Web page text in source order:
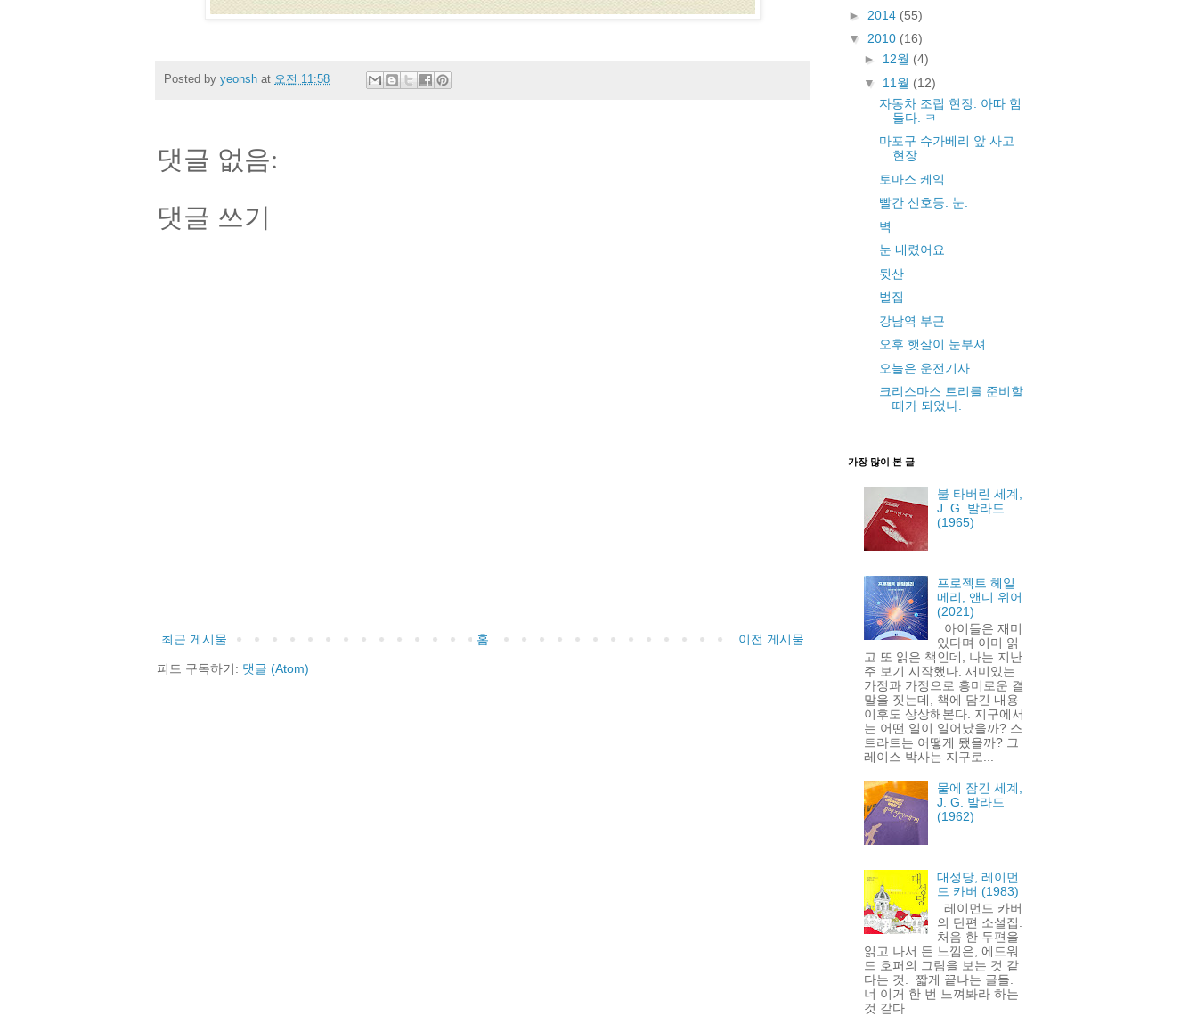
Posted by yeonsh at 오전 11:58
댓글 없음:
댓글 쓰기
최근 게시물 이전 게시물
홈
피드 구독하기: 댓글 (Atom)
► 2014 (55)
▼ 2010 (16)
► 12월 (4)
▼ 11월 (12)
자동차 조립 현장. 아따 힘
들다. ㅋ
마포구 슈가베리 앞 사고
현장
토마스 케익
빨간 신호등. 눈.
벽
눈 내렸어요
뒷산
벌집
강남역 부근
오후 햇살이 눈부셔.
오늘은 운전기사
크리스마스 트리를 준비할
때가 되었나.
가장 많이 본 글
불 타버린 세계,
J. G. 발라드
(1965)
프로젝트 헤일
메리, 앤디 위어
(2021)
아이들은 재미
있다며 이미 읽
고 또 읽은 책인데, 나는 지난
주 보기 시작했다. 재미있는
가정과 가정으로 흥미로운 결
말을 짓는데, 책에 담긴 내용
이후도 상상해본다. 지구에서
는 어떤 일이 일어났을까? 스
트라트는 어떻게 됐을까? 그
레이스 박사는 지구로...
물에 잠긴 세계,
J. G. 발라드
(1962)
대성당, 레이먼
드 카버 (1983)
레이먼드 카버
의 단편 소설집.
처음 한 두편을
읽고 나서 든 느낌은, 에드워
드 호퍼의 그림을 보는 것 같
다는 것. 짧게 끝나는 글들.
너 이거 한 번 느껴봐라 하는
것 같다.